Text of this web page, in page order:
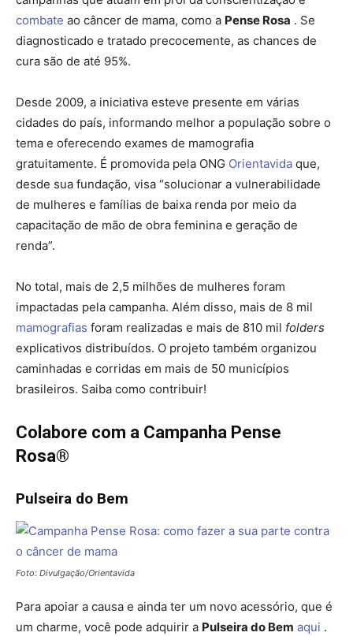
combate ao câncer de mama, como a Pense Rosa . Se
diagnosticado e tratado precocemente, as chances de
cura são de até 95%.
Desde 2009, a iniciativa esteve presente em várias
cidades do país, informando melhor a população sobre o
tema e oferecendo exames de mamografia
gratuitamente. É promovida pela ONG Orientavida que,
desde sua fundação, visa “solucionar a vulnerabilidade
de mulheres e famílias de baixa renda por meio da
capacitação de mão de obra feminina e geração de
renda”.
No total, mais de 2,5 milhões de mulheres foram
impactadas pela campanha. Além disso, mais de 8 mil
mamografias foram realizadas e mais de 810 mil folders
explicativos distribuídos. O projeto também organizou
caminhadas e corridas em mais de 50 municípios
brasileiros. Saiba como contribuir!
Colabore com a Campanha Pense
Rosa®
Pulseira do Bem
Foto: Divulgação/Orientavida
Para apoiar a causa e ainda ter um novo acessório, que é
um charme, você pode adquirir a Pulseira do Bem aqui .